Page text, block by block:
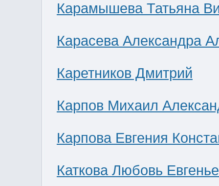
Карамышева Татьяна
Карасева Александра
Каретников Дмитрий
Карпов Михаил
Карпова Евгения
Каткова Любовь